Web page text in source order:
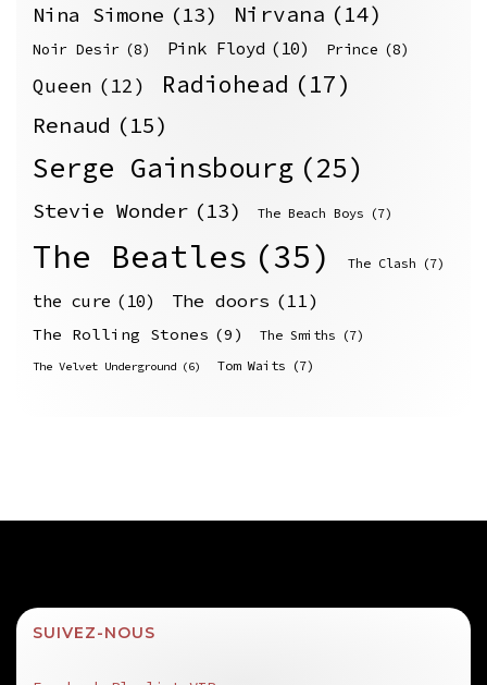
Nina Simone (13) Nirvana (14)
Noir Desir (8) Pink Floyd (10) Prince (8)
Queen (12) Radiohead (17)
Renaud (15)
Serge Gainsbourg (25)
Stevie Wonder (13) The Beach Boys (7)
The Beatles (35) The Clash (7)
the cure (10) The doors (11)
The Rolling Stones (9) The Smiths (7)
The Velvet Underground (6) Tom Waits (7)
SUIVEZ-NOUS